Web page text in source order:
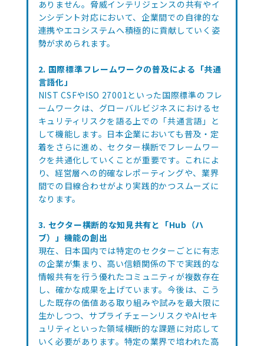
ありません。脅威インテリジェンスの共有やイ
ンシデント対応において、企業間での自律的な
連携やエコシステムへ積極的に貢献していく姿
勢が求められます。
2. 国際標準フレームワークの普及による「共通
言語化」
NIST CSFやISO 27001といった国際標準のフレ
ームワークは、グローバルビジネスにおけるセ
キュリティリスクを語る上での「共通言語」と
して機能します。日本企業においても普及・定
着をさらに進め、セクター横断でフレームワー
クを共通化していくことが重要です。これによ
り、経営層への的確なレポーティングや、業界
間での目線合わせがより実践的かつスムーズに
なります。
3. セクター横断的な知見共有と「Hub（ハ
ブ）」機能の創出
現在、日本国内では特定のセクターごとに有志
の企業が集まり、高い信頼関係の下で実践的な
情報共有を行う優れたコミュニティが複数存在
し、確かな成果を上げています。今後は、こう
した既存の価値ある取り組みや試みを最大限に
生かしつつ、サプライチェーンリスクやAIセキ
ュリティといった領域横断的な課題に対応して
いく必要があります。特定の業界で培われた高